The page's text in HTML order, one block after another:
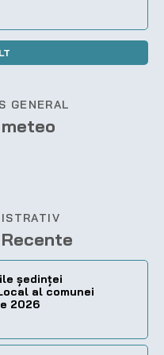
GENERAL
ședinței
al comunei
2026